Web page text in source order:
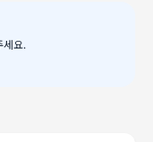
세요.